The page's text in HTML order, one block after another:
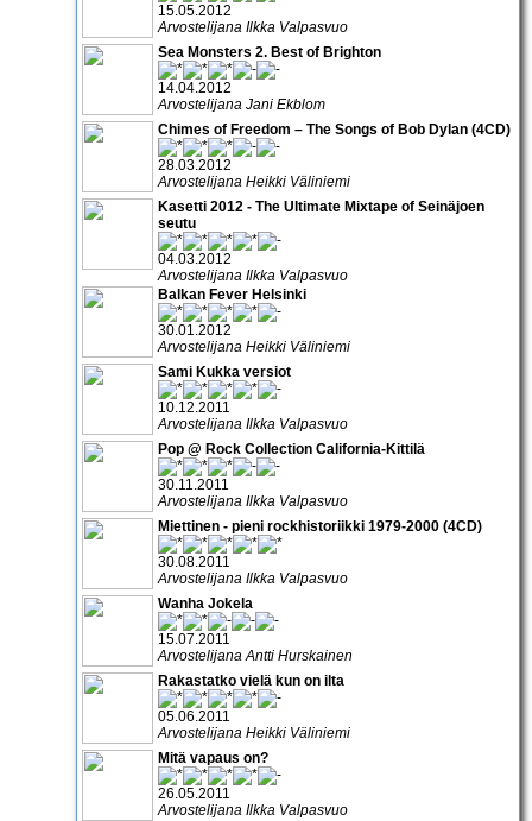
15.05.2012
Arvostelijana Ilkka Valpasvuo
Sea Monsters 2. Best of Brighton
14.04.2012
Arvostelijana Jani Ekblom
Chimes of Freedom – The Songs of Bob Dylan (4CD)
28.03.2012
Arvostelijana Heikki Väliniemi
Kasetti 2012 - The Ultimate Mixtape of Seinäjoen
seutu
04.03.2012
Arvostelijana Ilkka Valpasvuo
Balkan Fever Helsinki
30.01.2012
Arvostelijana Heikki Väliniemi
Sami Kukka versiot
10.12.2011
Arvostelijana Ilkka Valpasvuo
Pop @ Rock Collection California-Kittilä
30.11.2011
Arvostelijana Ilkka Valpasvuo
Miettinen - pieni rockhistoriikki 1979-2000 (4CD)
30.08.2011
Arvostelijana Ilkka Valpasvuo
Wanha Jokela
15.07.2011
Arvostelijana Antti Hurskainen
Rakastatko vielä kun on ilta
05.06.2011
Arvostelijana Heikki Väliniemi
Mitä vapaus on?
26.05.2011
Arvostelijana Ilkka Valpasvuo